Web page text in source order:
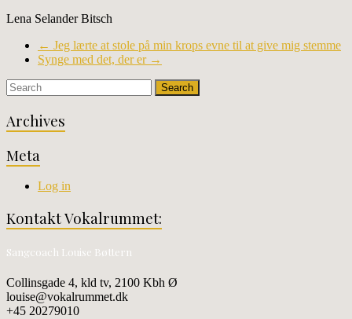
Lena Selander Bitsch
← Jeg lærte at stole på min krops evne til at give mig stemme
Synge med det, der er →
Archives
Meta
Log in
Kontakt Vokalrummet:
Sangcoach Louise Bøttern
Collinsgade 4, kld tv, 2100 Kbh Ø
louise@vokalrummet.dk
+45 20279010